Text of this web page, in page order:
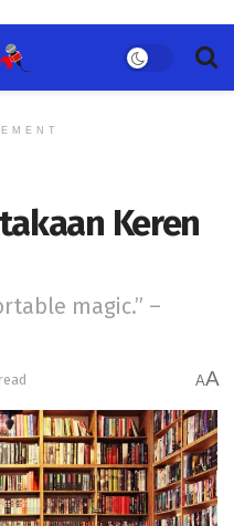
Keren
magic.” –
AA